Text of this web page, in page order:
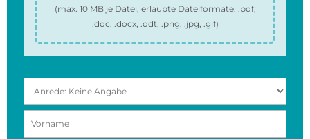
(max. 10 MBje Datei, erlaubte Dateiformate: .pdf,
.doc, .docx, .odt, .png, .jpg, .gif)